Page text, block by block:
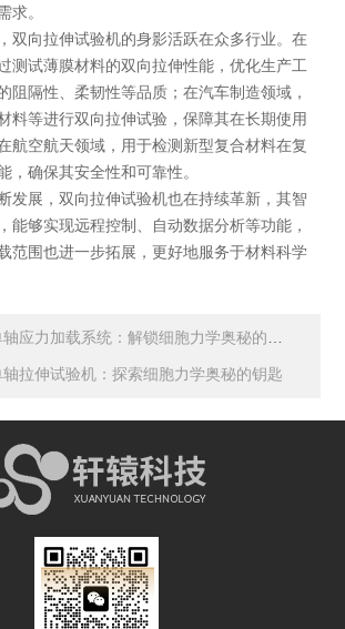
求。
向拉伸试验机的身影活跃在众多行业。在
测试薄膜材料的双向拉伸性能，优化生产工
阻隔性、柔韧性等品质；在汽车制造领域，
料等进行双向拉伸试验，保障其在长期使用
航空航天领域，用于检测新型复合材料在复
，确保其安全性和可靠性。
展，双向拉伸试验机也在持续革新，其智
能够实现远程控制、自动数据分析等功能，
范围也进一步拓展，更好地服务于材料科学
应力加载系统：解锁细胞力学奥秘的关键钥匙
轴拉伸试验机：探索细胞力学奥秘的钥匙